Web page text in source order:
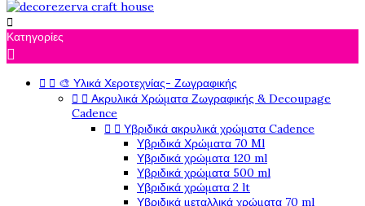

Κατηγορίες

  🎨 Υλικά Χεροτεχνίας- Ζωγραφικής
  Ακρυλικά Χρώματα Ζωγραφικής & Decoupage
Cadence
  Υβριδικά ακρυλικά χρώματα Cadence
Υβριδικά Χρώματα 70 Ml
Υβριδικά χρώματα 120 ml
Υβριδικά χρώματα 500 ml
Υβριδικά χρώματα 2 lt
Υβριδικά μεταλλικά χρώματα 70 ml